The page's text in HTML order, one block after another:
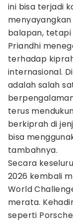
ini bisa terjadi
balapan, tetapi
Priandhi
terhadap
internasional.
adalah salah
terus
berkiprah di
bisa
tambahnya.
Secara
2026 kembali
World
merata.
seperti